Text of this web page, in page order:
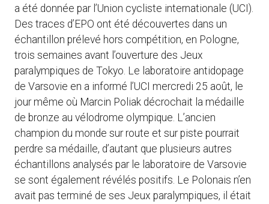
a été donnée par l’Union cycliste internationale (UCI).
Des traces d’EPO ont été découvertes dans un
échantillon prélevé hors compétition, en Pologne,
trois semaines avant l’ouverture des Jeux
paralympiques de Tokyo. Le laboratoire antidopage
de Varsovie en a informé l’UCI mercredi 25 août, le
jour même où Marcin Poliak décrochait la médaille
de bronze au vélodrome olympique. L’ancien
champion du monde sur route et sur piste pourrait
perdre sa médaille, d’autant que plusieurs autres
échantillons analysés par le laboratoire de Varsovie
se sont également révélés positifs. Le Polonais n’en
avait pas terminé de ses Jeux paralympiques, il était